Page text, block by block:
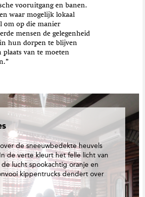
vooruitgang en banen.
waar mogelijk lokaal
om op die manier
mensen de gelegenheid
hun dorpen te blijven
plaats van te moeten
de sneeuwbedekte heuvels
de verte kleurt het felle licht van
lucht spookachtig oranje en
kippentrucks dendert over